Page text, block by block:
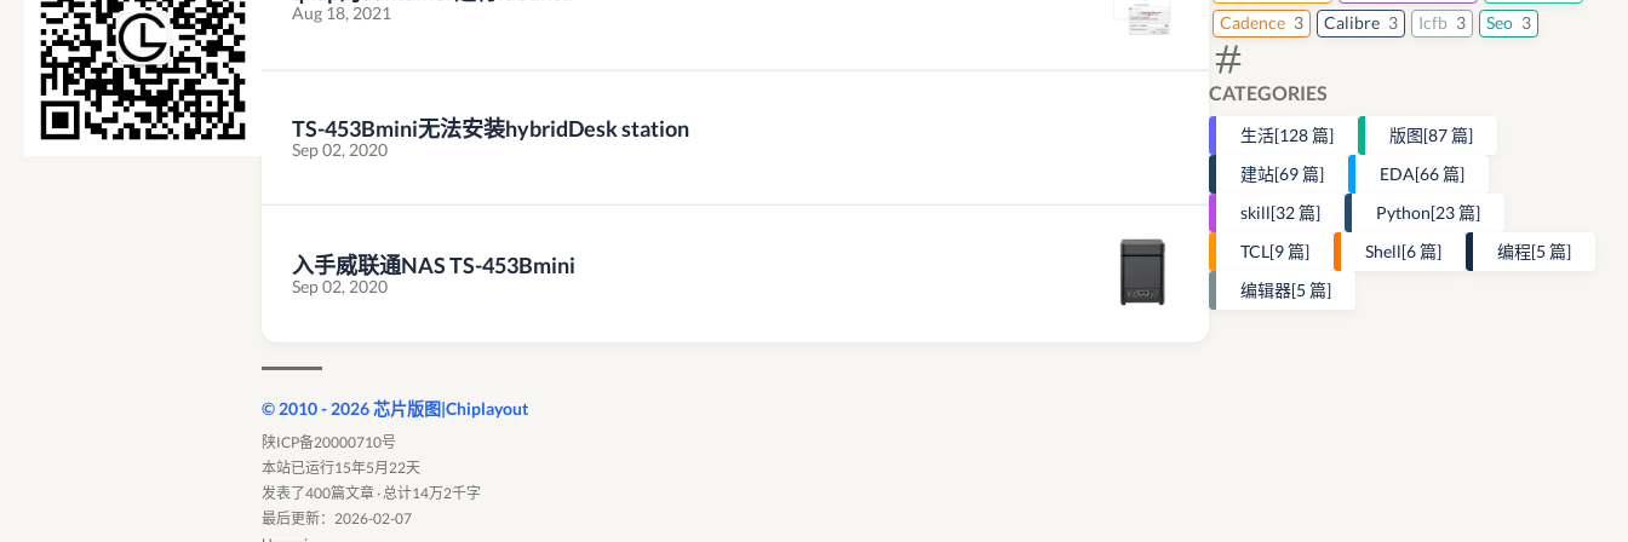
Cadence 3 Calibre 3 Icfb 3 Seo 3
CATEGORIES
生活[128 篇] 版图[87 篇]
建站[69 篇] EDA[66 篇]
skill[32 篇] Python[23 篇]
TCL[9 篇] Shell[6 篇] 编程[5 篇]
编辑器[5 篇]
Aug 18, 2021
TS-453Bmini无法安装hybridDesk station
Sep 02, 2020
入手威联通NAS TS-453Bmini
Sep 02, 2020
© 2010 - 2026 芯片版图|Chiplayout
陕ICP备20000710号
本站已运行15年5月22天
发表了400篇文章 · 总计14万2千字
最后更新：2026-02-07